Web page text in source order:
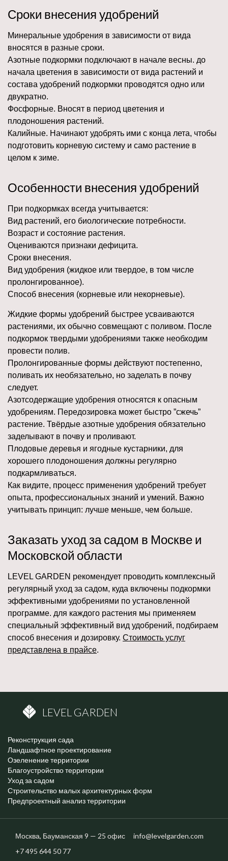
Сроки внесения удобрений
Минеральные удобрения в зависимости от вида
вносятся в разные сроки.
Азотные подкормки подключают в начале весны. до
начала цветения в зависимости от вида растений и
состава удобрений подкормки проводятся одно или
двукратно.
Фосфорные. Вносят в период цветения и
плодоношения растений.
Калийные. Начинают удобрять ими с конца лета, чтобы
подготовить корневую систему и само растение в
целом к зиме.
Особенности внесения удобрений
При подкормках всегда учитывается:
Вид растений, его биологические потребности.
Возраст и состояние растения.
Оцениваются признаки дефицита.
Сроки внесения.
Вид удобрения (жидкое или твердое, в том числе
пролонгированное).
Способ внесения (корневые или некорневые).
Жидкие формы удобрений быстрее усваиваются
растениями, их обычно совмещают с поливом. После
подкормок твердыми удобрениями также необходим
провести полив.
Пролонгированные формы действуют постепенно,
поливать их необязательно, но заделать в почву
следует.
Азотсодержащие удобрения относятся к опасным
удобрениям. Передозировка может быстро ”сжечь”
растение. Твёрдые азотные удобрения обязательно
заделывают в почву и проливают.
Плодовые деревья и ягодные кустарники, для
хорошего плодоношения должны регулярно
подкармливаться.
Как видите, процесс применения удобрений требует
опыта, профессиональных знаний и умений. Важно
учитывать принцип: лучше меньше, чем больше.
Заказать уход за садом в Москве и
Московской области
LEVEL GARDEN рекомендует проводить комплексный
регулярный уход за садом, куда включены подкормки
эффективными удобрениями по установленной
программе. для каждого растения мы применяем
специальный эффективный вид удобрений, подбираем
способ внесения и дозировку. Стоимость услуг
представлена в прайсе.
LEVEL GARDEN
Реконструкция сада
Ландшафтное проектирование
Озеленение территории
Благоустройство территории
Уход за садом
Строительство малых архитектурных форм
Предпроектный анализ территории
Москва, Бауманская 9 — 25 офис
info@levelgarden.com
+7 495 644 50 77